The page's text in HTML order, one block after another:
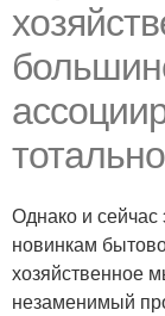
Однако и
новинкам
хозяйственное
незаменимый